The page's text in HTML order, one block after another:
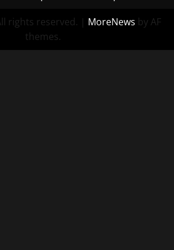
rights reserved. | MoreNews by AF
themes.